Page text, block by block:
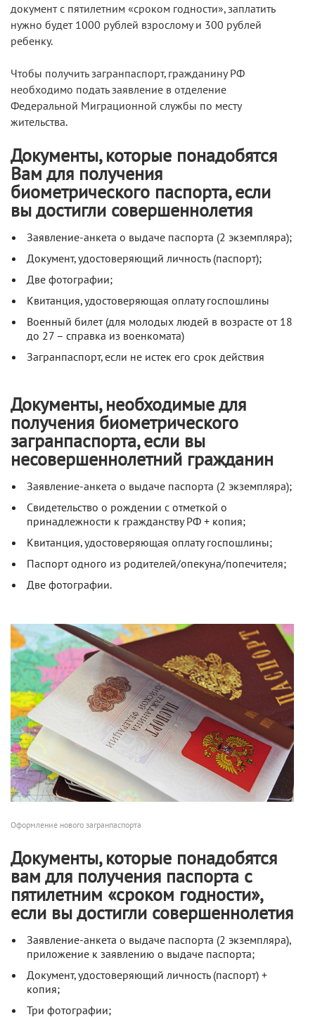
документ с пятилетним «сроком годности», заплатить
нужно будет 1000 рублей взрослому и 300 рублей
ребенку.
Чтобы получить загранпаспорт, гражданину РФ
необходимо подать заявление в отделение
Федеральной Миграционной службы по месту
жительства.
Документы, которые понадобятся
Вам для получения
биометрического паспорта, если
вы достигли совершеннолетия
Заявление-анкета о выдаче паспорта (2 экземпляра);
Документ, удостоверяющий личность (паспорт);
Две фотографии;
Квитанция, удостоверяющая оплату госпошлины
Военный билет (для молодых людей в возрасте от 18
до 27 – справка из военкомата)
Загранпаспорт, если не истек его срок действия
Документы, необходимые для
получения биометрического
загранпаспорта, если вы
несовершеннолетний гражданин
Заявление-анкета о выдаче паспорта (2 экземпляра);
Свидетельство о рождении с отметкой о
принадлежности к гражданству РФ + копия;
Квитанция, удостоверяющая оплату госпошлины;
Паспорт одного из родителей/опекуна/попечителя;
Две фотографии.
Оформление нового загранпаспорта
Документы, которые понадобятся
вам для получения паспорта с
пятилетним «сроком годности»,
если вы достигли совершеннолетия
Заявление-анкета о выдаче паспорта (2 экземпляра),
приложение к заявлению о выдаче паспорта;
Документ, удостоверяющий личность (паспорт) +
копия;
Три фотографии;